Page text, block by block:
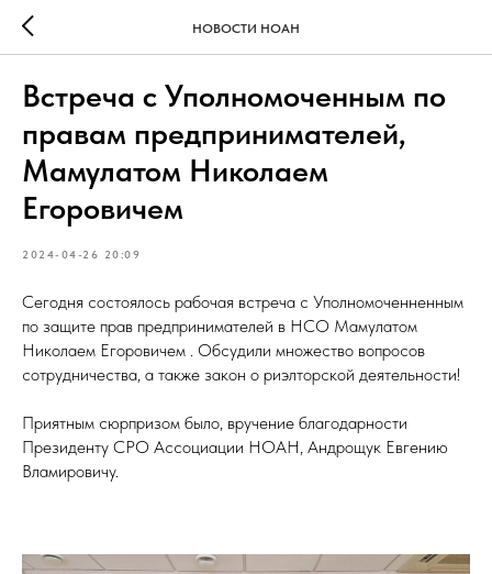
НОВОСТИ НОАН
Встреча с Уполномоченным по
правам предпринимателей,
Мамулатом Николаем
Егоровичем
2024-04-26 20:09
Сегодня состоялось рабочая встреча с Уполномоченненным
по защите прав предпринимателей в НСО Мамулатом
Николаем Егоровичем . Обсудили множество вопросов
сотрудничества, а также закон о риэлторской деятельности!
Приятным сюрпризом было, вручение благодарности
Президенту СРО Ассоциации НОАН, Андрощук Евгению
Вламировичу.